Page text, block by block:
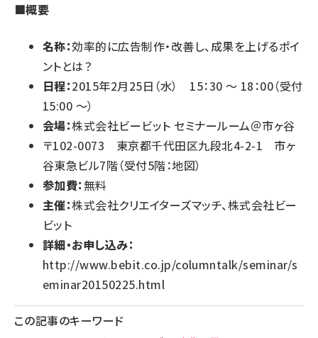
■概要
名称：効率的に広告制作・改善し、成果を上げるポイ
ントとは？
日程：2015年2月25日（水） 15：30 ～ 18：00（受付
15:00 ～）
会場：株式会社ビービット セミナールーム＠市ヶ谷
〒102-0073 東京都千代田区九段北4-2-1 市ヶ
谷東急ビル7階（受付5階：地図）
参加費：無料
主催：株式会社クリエイターズマッチ、株式会社ビー
ビット
詳細・お申し込み：
http://www.bebit.co.jp/columntalk/seminar/s
eminar20150225.html
この記事のキーワード